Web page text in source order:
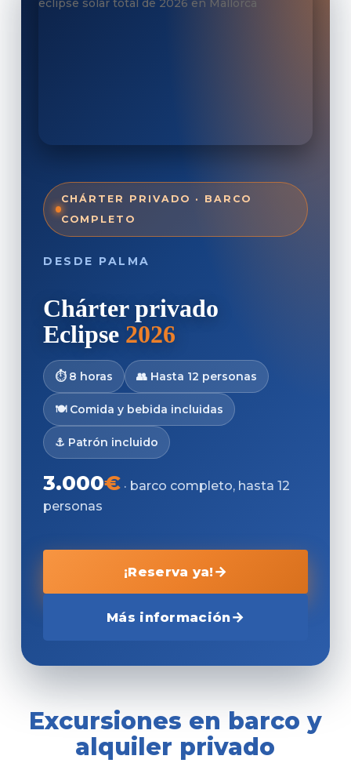
CHÁRTER PRIVADO · BARCO
COMPLETO
DESDE PALMA
Chárter privado
Eclipse 2026
⏱ 8 horas 👥 Hasta 12 personas
🍽 Comida y bebida incluidas
⚓ Patrón incluido
3.000€ · barco completo, hasta 12
personas
¡Reserva ya!
Más información
Excursiones en barco y
alquiler privado